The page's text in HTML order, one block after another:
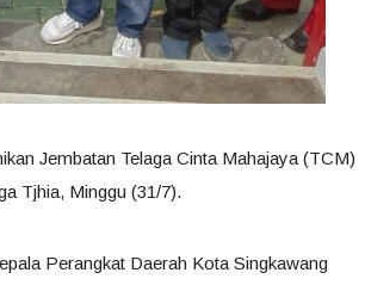
Jembatan Telaga Cinta Mahajaya (TCM)
Tjhia, Minggu (31/7).
Perangkat Daerah Kota Singkawang